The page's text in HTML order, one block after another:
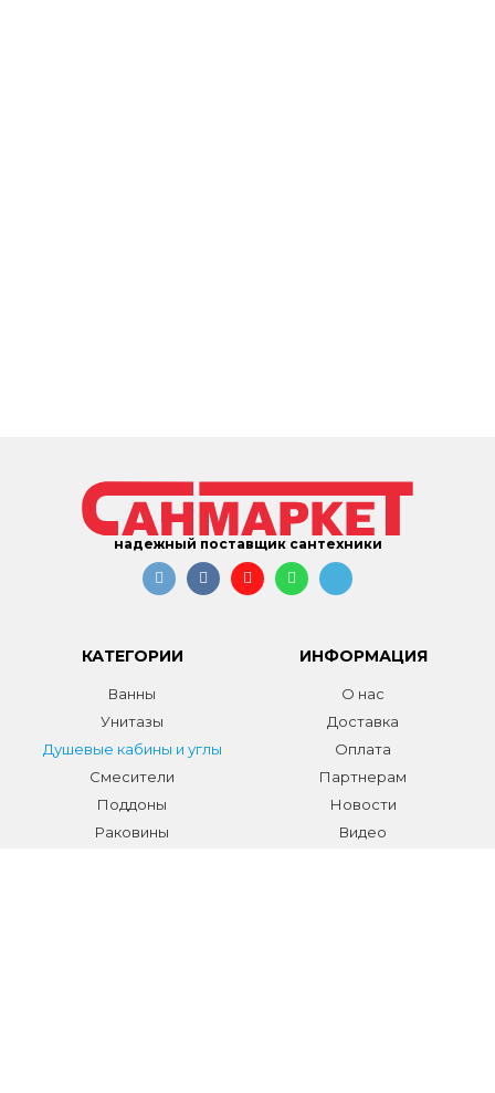
надежный поставщик сантехники
КАТЕГОРИИ
Ванны
Унитазы
Душевые кабины и углы
Смесители
Поддоны
Раковины
ИНФОРМАЦИЯ
О нас
Доставка
Оплата
Партнерам
Новости
Видео